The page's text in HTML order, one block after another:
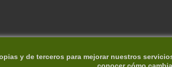
y de terceros para mejorar nuestros